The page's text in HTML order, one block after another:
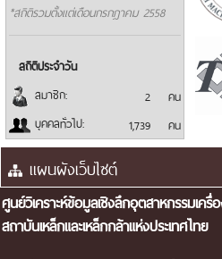
*สถิติรวมตั้งแต่เดือนกรกฎาคม 2558
สถิติประจำวัน
สมาชิก:
2
คน
บุคคลทั่วไป:
1,739 คน
ศูนย์วิเคราะห์ข้อมูลเชิงลึกอุตสาหกรรมเครื่
สถาบันเหล็กและเหล็กกล้าแห่งประเทศไทย